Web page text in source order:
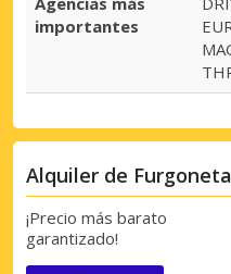
importantes
Alquiler de
¡Precio más barato
garantizado!